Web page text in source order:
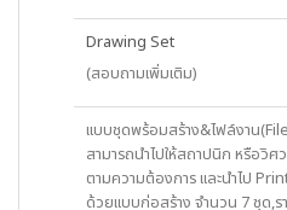
Drawing Set
(สอบถามเพิ่มเติม)
แบบชุดพร้อมสร้าง&ไฟล์งาน
สามารถนำไปให้สถาปนิก หรือวิ
ตามความต้องการ และนำไป
ด้วยแบบก่อสร้าง จำนวน 7 ชุด,ร